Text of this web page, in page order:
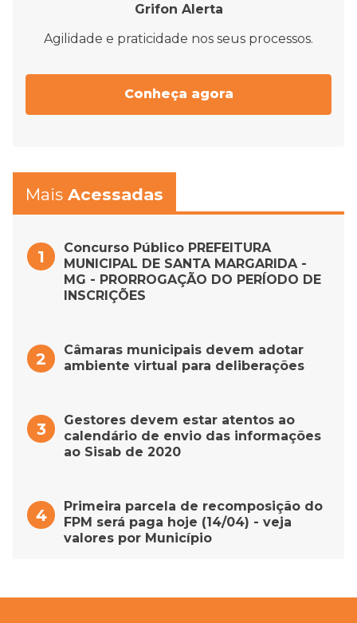
Grifon Alerta
Agilidade e praticidade nos seus processos.
Conheça agora
Mais Acessadas
Concurso Público PREFEITURA
MUNICIPAL DE SANTA MARGARIDA -
MG - PRORROGAÇÃO DO PERÍODO DE
INSCRIÇÕES
Câmaras municipais devem adotar
ambiente virtual para deliberações
Gestores devem estar atentos ao
calendário de envio das informações
ao Sisab de 2020
Primeira parcela de recomposição do
FPM será paga hoje (14/04) - veja
valores por Município